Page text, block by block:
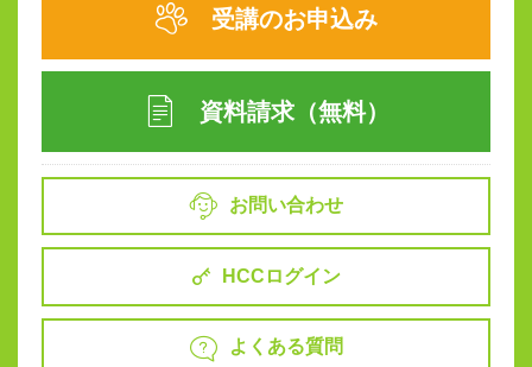
受講のお申込み
資料請求（無料）
お問い合わせ
HCCログイン
よくある質問